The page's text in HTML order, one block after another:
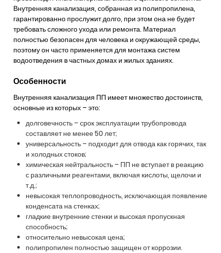
Внутренняя канализация, собранная из полипропилена,
гарантированно прослужит долго, при этом она не будет
требовать сложного ухода или ремонта. Материал
полностью безопасен для человека и окружающей среды,
поэтому он часто применяется для монтажа систем
водоотведения в частных домах и жилых зданиях.
Особенности
Внутренняя канализация ПП имеет множество достоинств,
основные из которых – это:
долговечность – срок эксплуатации трубопровода
составляет не менее 50 лет;
универсальность – подходит для отвода как горячих, так
и холодных стоков;
химическая нейтральность – ПП не вступает в реакцию
с различными реагентами, включая кислоты, щелочи и
т.д.;
невысокая теплопроводность, исключающая появление
конденсата на стенках;
гладкие внутренние стенки и высокая пропускная
способность;
относительно невысокая цена;
полипропилен полностью защищен от коррозии.